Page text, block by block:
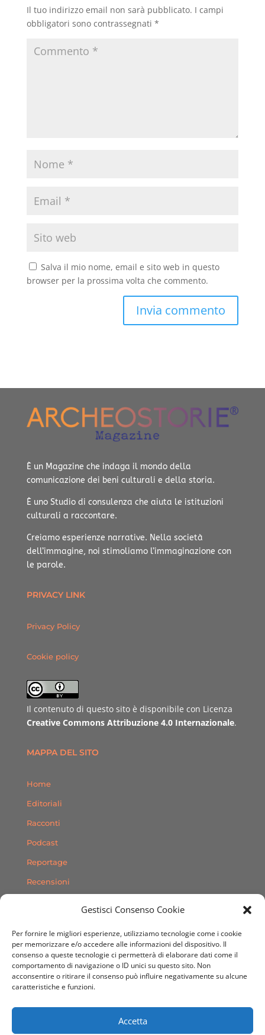
Gestisci Consenso Cookie
Per fornire le migliori esperienze, utilizziamo tecnologie come i cookie
per memorizzare e/o accedere alle informazioni del dispositivo. Il
consenso a queste tecnologie ci permetterà di elaborare dati come il
comportamento di navigazione o ID unici su questo sito. Non
acconsentire o ritirare il consenso può influire negativamente su alcune
caratteristiche e funzioni.
Accetta
Il tuo indirizzo email non sarà pubblicato. I campi
obbligatori sono contrassegnati *
Salva il mio nome, email e sito web in questo
browser per la prossima volta che commento.
È un Magazine che indaga il mondo della
comunicazione dei beni culturali e della storia.
È uno Studio di consulenza che aiuta le istituzioni
culturali a raccontare.
Creiamo esperienze narrative. Nella società
dell’immagine, noi stimoliamo l’immaginazione con
le parole.
PRIVACY LINK
Privacy Policy
Cookie policy
Il contenuto di questo sito è disponibile con Licenza
Creative Commons Attribuzione 4.0 Internazionale.
MAPPA DEL SITO
Home
Editoriali
Racconti
Podcast
Reportage
Recensioni
Contatti
SEGUICI SUI SOCIAL